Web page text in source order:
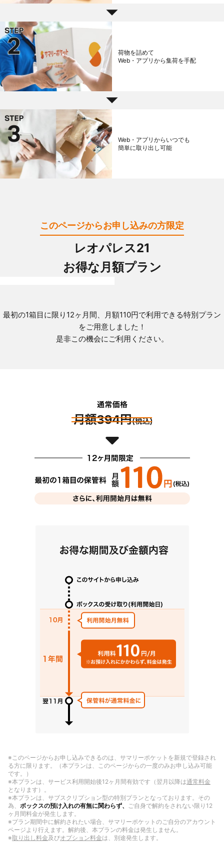
荷物を詰めて
Web・アプリから集荷を手配
Web・アプリからいつでも
簡単に取り出し可能
このページからお申し込みの方限定
レオパレス21
お得な月額プラン
最初の1箱目に限り12ヶ月間、月額110円で利用できる特別プラン
をご用意しました！
是非この機会にご利用ください。
※このページからお申し込みできるのは、サマリーポケットを新規で登録され
る方に限ります。（本プランは、このページからの一度のみお申し込み可能
です。）
※本プランは、サービス利用開始後12ヶ月間有効です（翌月以降は通常料金
となります）。
※本プランは、サブスクリプション型の特別プランとなっております。その
為、 ボックスの預け入れの有無に関わらず、 ご自身で解約をされない限り12
ヶ月間料金が発生します。
※プラン期間中に解約されたい場合、サマリーポケットのご自分のアカウント
ページより行えます。解約後、本プランの料金は発生しません。
※取り出し料金及びオプション料金は、別途発生します。